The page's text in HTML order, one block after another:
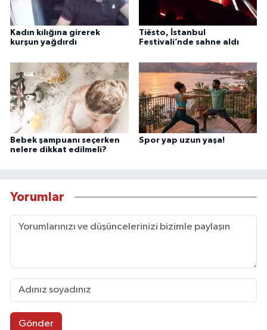
Kadın kılığına girerek
kurşun yağdırdı
Tiësto, İstanbul
Festivali’nde sahne aldı
Bebek şampuanı seçerken
nelere dikkat edilmeli?
Spor yap uzun yaşa!
Yorumlar
Gönder